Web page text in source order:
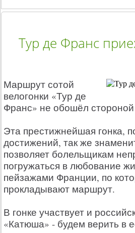
Тур де Франс
Маршрут сотой
велогонки «Тур де
Франс» не обошёл
Эта престижнейшая гонка,
достижений, так же
позволяет болельщикам
погружаться в любование
пейзажами Франции, по
прокладывают маршрут.
В гонке участвует и
«Катюша» - будем верить в